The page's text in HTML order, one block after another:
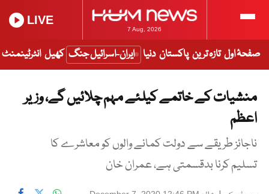
7 Aug, 2026
LIVE
صفحۂ اول تازہ ترین پاکستان دنیا ایران-اسرائیل جنگ کھیل انٹرٹینمنٹ
منشیات کے خاتمے کیلئے مہم چلائیں گے، وزیر
اعظم
ناجائز طریقے سے دولت کمانے والوں کو معاشرے کا
تسلیم کرنا بدقسمتی ہے، عمران خان